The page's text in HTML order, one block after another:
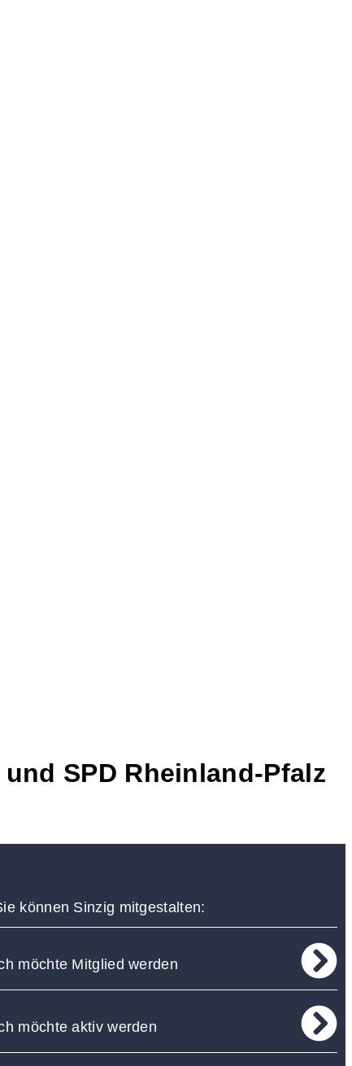
SPD Rheinland-Pfalz
können Sinzig mitgestalten:
möchte Mitglied werden
möchte aktiv werden